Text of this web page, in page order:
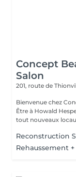
Concept
Salon
201, route de
Bienvenue chez Concept Beauté
Être à Howald
tout nouveaux
Reconstruction
Rehaussement